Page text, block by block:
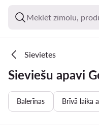
Meklēt zīmolu,
Sievietes
Sieviešu apavi
Balerīnas Brīvā laika